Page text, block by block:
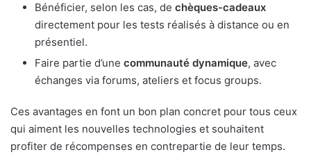
Bénéficier, selon les cas, de chèques-cadeaux
directement pour les tests réalisés à distance ou en
présentiel.
Faire partie d’une communauté dynamique, avec
échanges via forums, ateliers et focus groups.
Ces avantages en font un bon plan concret pour tous ceux
qui aiment les nouvelles technologies et souhaitent
profiter de récompenses en contrepartie de leur temps.